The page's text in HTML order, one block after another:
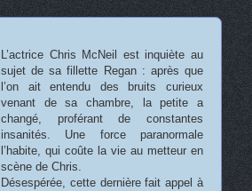
L’actrice Chris McNeil est inquiète au
sujet de sa fillette Regan : après que
l’on ait entendu des bruits curieux
venant de sa chambre, la petite a
changé, proférant de constantes
insanités. Une force paranormale
l’habite, qui coûte la vie au metteur en
scène de Chris.
Désespérée, cette dernière fait appel à